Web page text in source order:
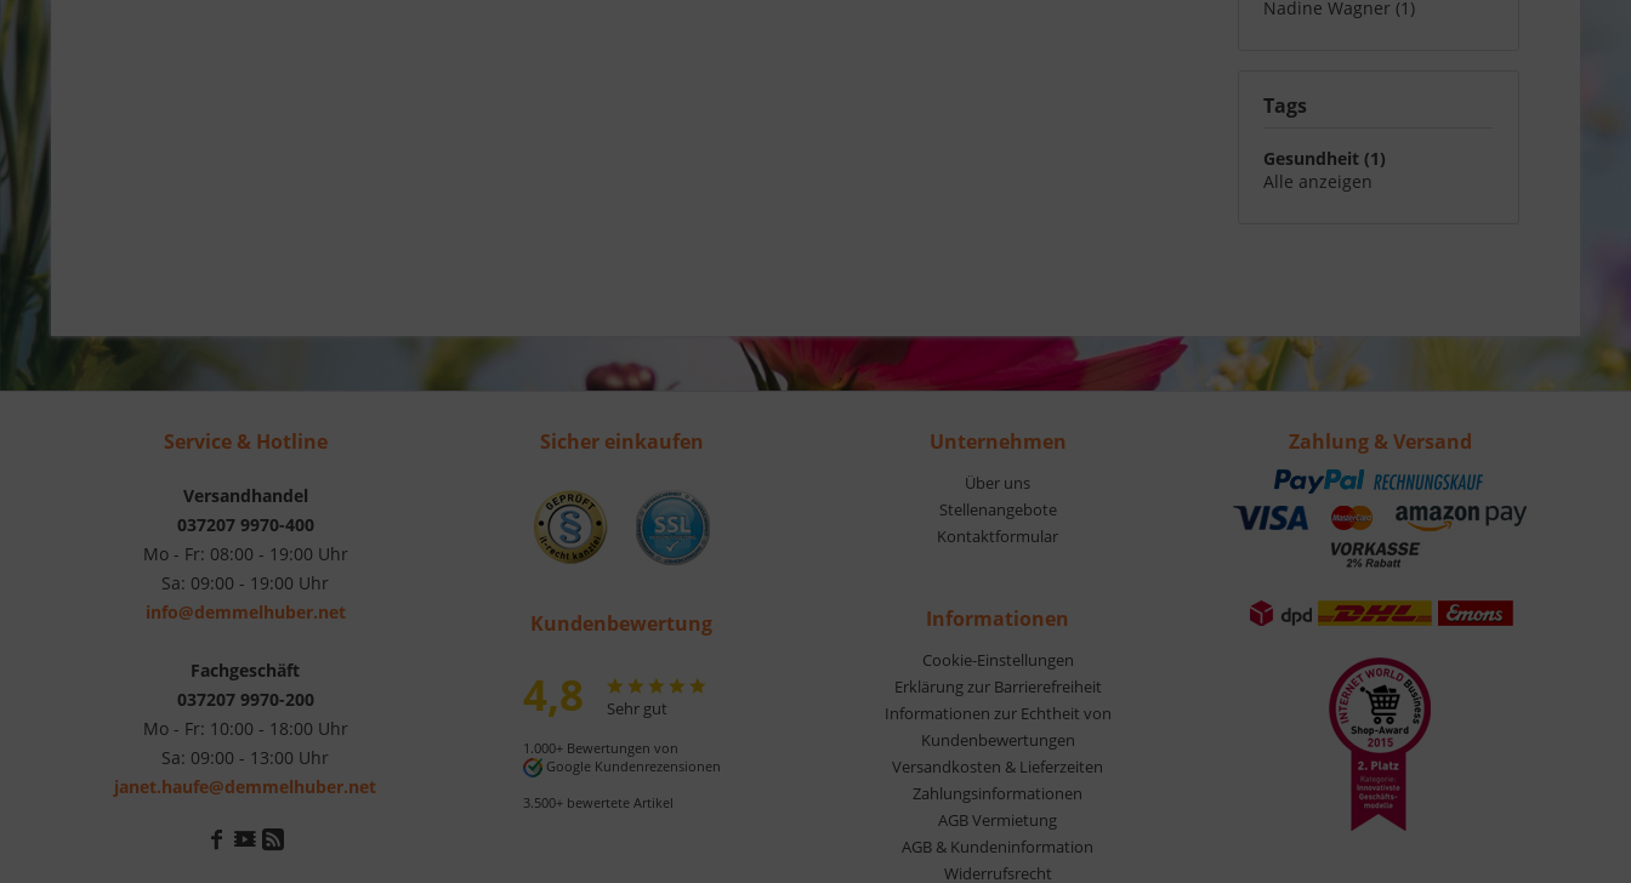
Nadine Wagner (1)
Tags
Gesundheit (1)
Alle anzeigen
Service & Hotline
Versandhandel
037207 9970-400
Mo - Fr: 08:00 - 19:00 Uhr
Sa: 09:00 - 19:00 Uhr
info@demmelhuber.net
Fachgeschäft
037207 9970-200
Mo - Fr: 10:00 - 18:00 Uhr
Sa: 09:00 - 13:00 Uhr
janet.haufe@demmelhuber.net
Sicher einkaufen
Kundenbewertung
4,8 Sehr gut
1.000+ Bewertungen von
Google Kundenrezensionen
3.500+ bewertete Artikel
Unternehmen
Über uns
Stellenangebote
Kontaktformular
Informationen
Cookie-Einstellungen
Erklärung zur Barrierefreiheit
Informationen zur Echtheit von
Kundenbewertungen
Versandkosten & Lieferzeiten
Zahlungsinformationen
AGB Vermietung
AGB & Kundeninformation
Widerrufsrecht
Zahlung & Versand